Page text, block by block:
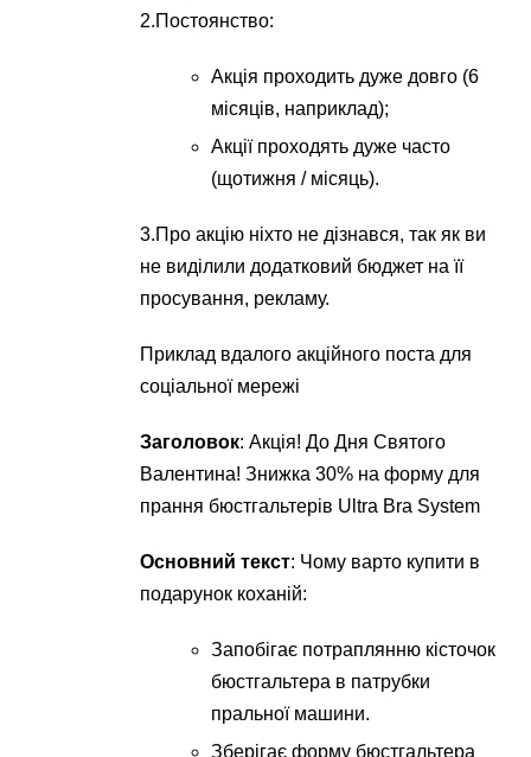
2.Постоянство:
Акція проходить дуже довго (6
місяців, наприклад);
Акції проходять дуже часто
(щотижня / місяць).
3.Про акцію ніхто не дізнався, так як ви
не виділили додатковий бюджет на її
просування, рекламу.
Приклад вдалого акційного поста для
соціальної мережі
Заголовок: Акція! До Дня Святого
Валентина! Знижка 30% на форму для
прання бюстгальтерів Ultra Bra System
Основний текст: Чому варто купити в
подарунок коханій:
Запобігає потраплянню кісточок
бюстгальтера в патрубки
пральної машини.
Зберігає форму бюстгальтера